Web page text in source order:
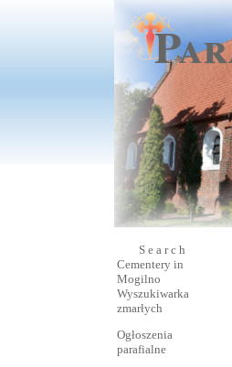
S e a r c h
Cementery in
Mogilno
Wyszukiwarka
zmarłych
Ogłoszenia
parafialne